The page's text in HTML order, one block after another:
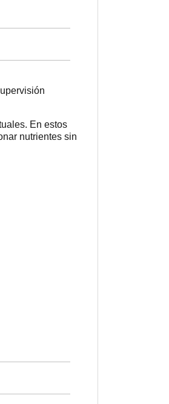
En estos
nutrientes sin